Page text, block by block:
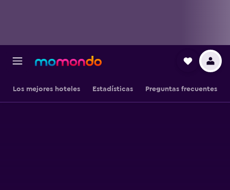
Los mejores hoteles Estadísticas Preguntas frecuentes